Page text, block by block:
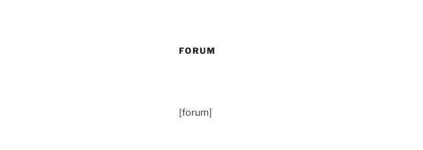
FORUM
[forum]